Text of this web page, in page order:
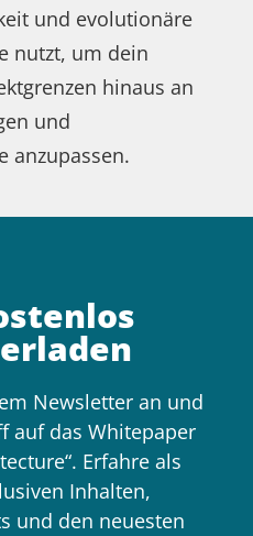
und evolutionäre
nutzt, um dein
hinaus an
und
anzupassen.
Newsletter an und
auf das Whitepaper
Erfahre als
Inhalten,
und den neuesten